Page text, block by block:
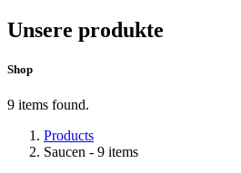
Unsere produkte
Shop
9 items found.
Products
Saucen - 9 items